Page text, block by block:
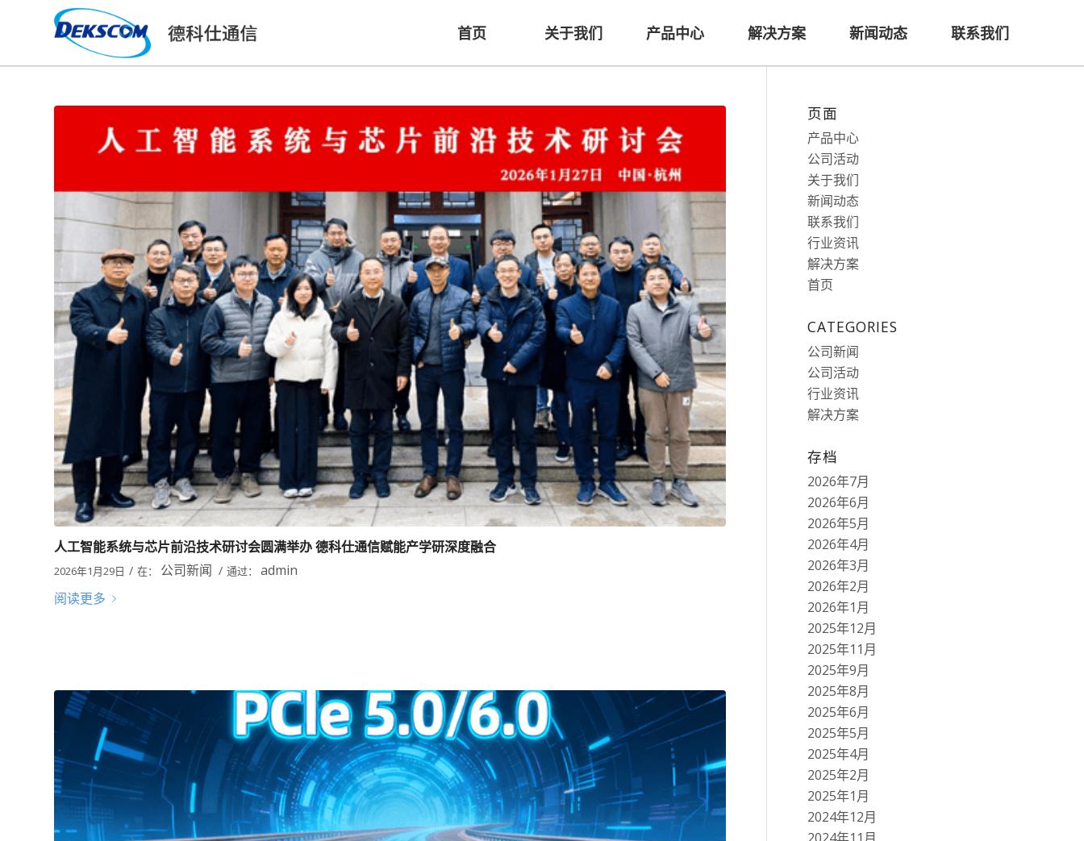
首页 关于我们 产品中心 解决方案 新闻动态 联系我们
人工智能系统与芯片前沿技术研讨会圆满举办 德科仕通信赋能产学研深度融合
2026年1月29日 / 在： 公司新闻 / 通过： admin
阅读更多
页面
产品中心
公司活动
关于我们
新闻动态
联系我们
行业资讯
解决方案
首页
CATEGORIES
公司新闻
公司活动
行业资讯
解决方案
存档
2026年7月
2026年6月
2026年5月
2026年4月
2026年3月
2026年2月
2026年1月
2025年12月
2025年11月
2025年9月
2025年8月
2025年6月
2025年5月
2025年4月
2025年2月
2025年1月
2024年12月